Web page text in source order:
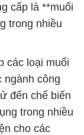
cấp là **muối
trong nhiều
các loại muối
ngành công
đến chế biến
trong nhiều
cho các